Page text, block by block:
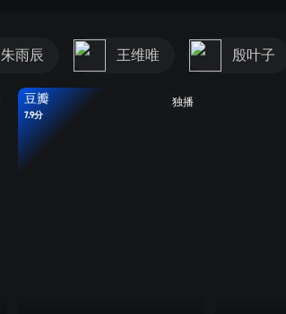
朱雨辰 王维唯 殷叶子
独播
豆瓣
7.9分